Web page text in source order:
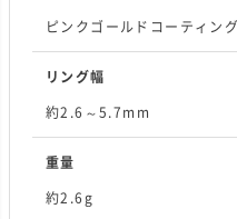
ピンクゴールドコーティング
リング幅
約2.6～5.7mm
重量
約2.6g